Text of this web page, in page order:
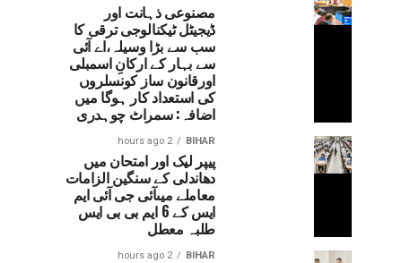
مصنوعی ذہانت اور
ڈیجیٹل ٹیکنالوجی ترقی کا
سب سے بڑا وسیلہ،اے آئی
سے بہار کے ارکانِ اسمبلی
اورقانون ساز کونسلروں
کی استعداد کار ہوگا میں
اضافہ: سمراٹ چوہدری
BIHAR
2 hours ago
پیپر لیک اور امتحان میں
دھاندلی کے سنگین الزامات
معاملے میںآئی جی آئی ایم
ایس کے 6 ایم بی بی ایس
طلبہ معطل
BIHAR
2 hours ago